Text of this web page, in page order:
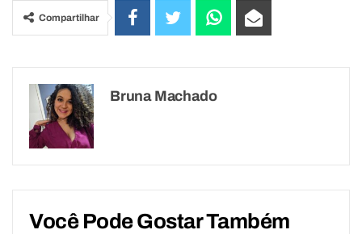
Compartilhar
Bruna Machado
Você Pode Gostar Também